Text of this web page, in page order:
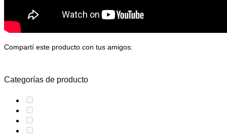
Compartí este producto con tus amigos:
Categorías de producto